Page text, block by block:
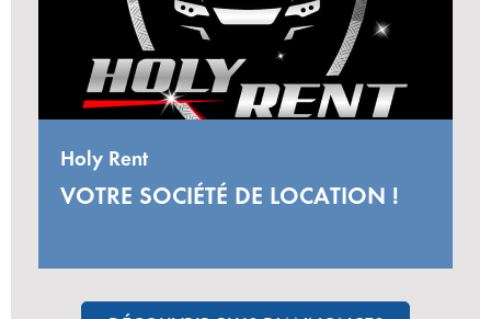
Holy Rent
VOTRE SOCIÉTÉ DE LOCATION !